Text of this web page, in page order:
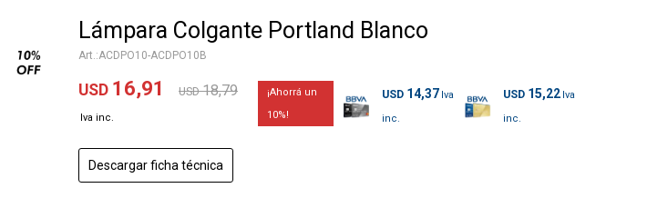
Lámpara Colgante Portland Blanco
ACDPO10-ACDPO10B
USD 16,91 USD 18,79
10
USD 14,37 USD 15,22
Descargar ficha técnica